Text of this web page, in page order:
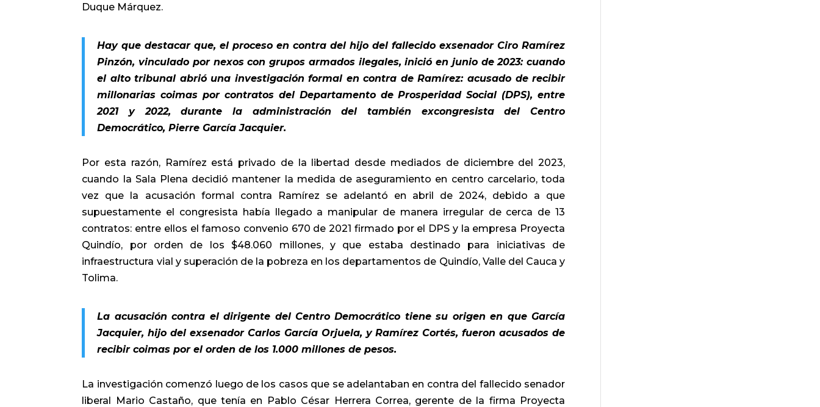
Duque Márquez.
Hay que destacar que, el proceso en contra del hijo del fallecido exsenador Ciro Ramírez
Pinzón, vinculado por nexos con grupos armados ilegales, inició en junio de 2023: cuando
el alto tribunal abrió una investigación formal en contra de Ramírez: acusado de recibir
millonarias coimas por contratos del Departamento de Prosperidad Social (DPS), entre
2021 y 2022, durante la administración del también excongresista del Centro
Democrático, Pierre García Jacquier.
Por esta razón, Ramírez está privado de la libertad desde mediados de diciembre del 2023,
cuando la Sala Plena decidió mantener la medida de aseguramiento en centro carcelario, toda
vez que la acusación formal contra Ramírez se adelantó en abril de 2024, debido a que
supuestamente el congresista había llegado a manipular de manera irregular de cerca de 13
contratos: entre ellos el famoso convenio 670 de 2021 firmado por el DPS y la empresa Proyecta
Quindío, por orden de los $48.060 millones, y que estaba destinado para iniciativas de
infraestructura vial y superación de la pobreza en los departamentos de Quindío, Valle del Cauca y
Tolima.
La acusación contra el dirigente del Centro Democrático tiene su origen en que García
Jacquier, hijo del exsenador Carlos García Orjuela, y Ramírez Cortés, fueron acusados de
recibir coimas por el orden de los 1.000 millones de pesos.
La investigación comenzó luego de los casos que se adelantaban en contra del fallecido senador
liberal Mario Castaño, que tenía en Pablo César Herrera Correa, gerente de la firma Proyecta